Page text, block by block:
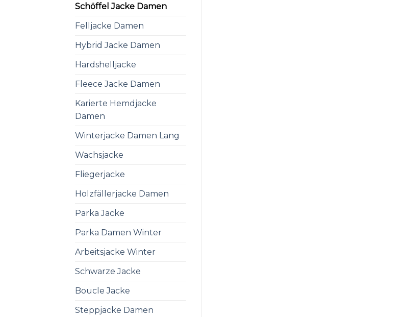
Schöffel Jacke Damen
Felljacke Damen
Hybrid Jacke Damen
Hardshelljacke
Fleece Jacke Damen
Karierte Hemdjacke
Damen
Winterjacke Damen Lang
Wachsjacke
Fliegerjacke
Holzfällerjacke Damen
Parka Jacke
Parka Damen Winter
Arbeitsjacke Winter
Schwarze Jacke
Boucle Jacke
Steppjacke Damen